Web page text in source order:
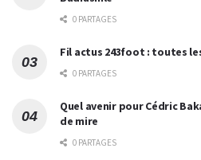
0 PARTAGES
Fil actus 243foot : toutes
0 PARTAGES
Quel avenir pour Cédric
de mire
0 PARTAGES